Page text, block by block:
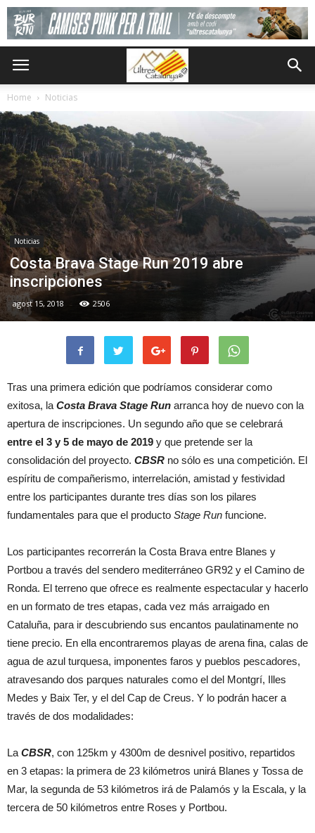
Home Noticias
Noticias
Costa Brava Stage Run 2019 abre
inscripciones
agost 15, 2018 2506
Tras una primera edición que podríamos considerar como
exitosa, la Costa Brava Stage Run arranca hoy de nuevo con la
apertura de inscripciones. Un segundo año que se celebrará
entre el 3 y 5 de mayo de 2019 y que pretende ser la
consolidación del proyecto. CBSR no sólo es una competición. El
espíritu de compañerismo, interrelación, amistad y festividad
entre los participantes durante tres días son los pilares
fundamentales para que el producto Stage Run funcione.
Los participantes recorrerán la Costa Brava entre Blanes y
Portbou a través del sendero mediterráneo GR92 y el Camino de
Ronda. El terreno que ofrece es realmente espectacular y hacerlo
en un formato de tres etapas, cada vez más arraigado en
Cataluña, para ir descubriendo sus encantos paulatinamente no
tiene precio. En ella encontraremos playas de arena fina, calas de
agua de azul turquesa, imponentes faros y pueblos pescadores,
atravesando dos parques naturales como el del Montgrí, Illes
Medes y Baix Ter, y el del Cap de Creus. Y lo podrán hacer a
través de dos modalidades:
La CBSR, con 125km y 4300m de desnivel positivo, repartidos
en 3 etapas: la primera de 23 kilómetros unirá Blanes y Tossa de
Mar, la segunda de 53 kilómetros irá de Palamós y la Escala, y la
tercera de 50 kilómetros entre Roses y Portbou.